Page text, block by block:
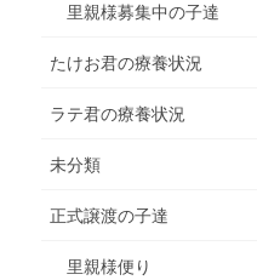
里親様募集中の子達
たけお君の療養状況
ラテ君の療養状況
未分類
正式譲渡の子達
里親様便り